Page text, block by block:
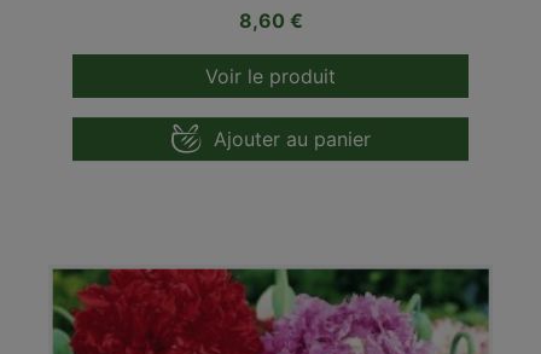
Prix
8,60 €
Voir le produit
Ajouter au panier